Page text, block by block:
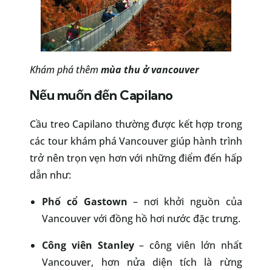
Khám phá thêmmùa thu ở vancouver
Nếu muốn đến Capilano
Cầu treo Capilano thường được kết hợp trong
các tour khám phá Vancouver giúp hành trình
trở nên trọn vẹn hơn với những điểm đến hấp
dẫn như:
Phố cổ Gastown – nơi khởi nguồn của
Vancouver với đồng hồ hơi nước đặc trưng.
Công viên Stanley– công viên lớn nhất
Vancouver, hơn nửa diện tích là rừng